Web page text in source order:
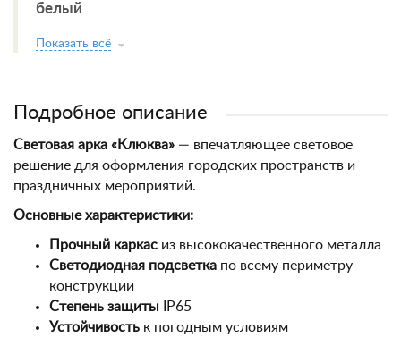
белый
Показать всё
Подробное описание
Световая арка «Клюква» — впечатляющее световое
решение для оформления городских пространств и
праздничных мероприятий.
Основные характеристики:
Прочный каркас из высококачественного металла
Светодиодная подсветка по всему периметру
конструкции
Степень защиты IP65
Устойчивость к погодным условиям